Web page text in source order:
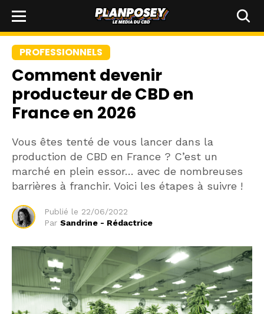
PROFESSIONNELS
Comment devenir
producteur de CBD en
France en 2026
Vous êtes tenté de vous lancer dans la
production de CBD en France ? C’est un
marché en plein essor… avec de nombreuses
barrières à franchir. Voici les étapes à suivre !
Publié le 22/06/2022
Par Sandrine - Rédactrice